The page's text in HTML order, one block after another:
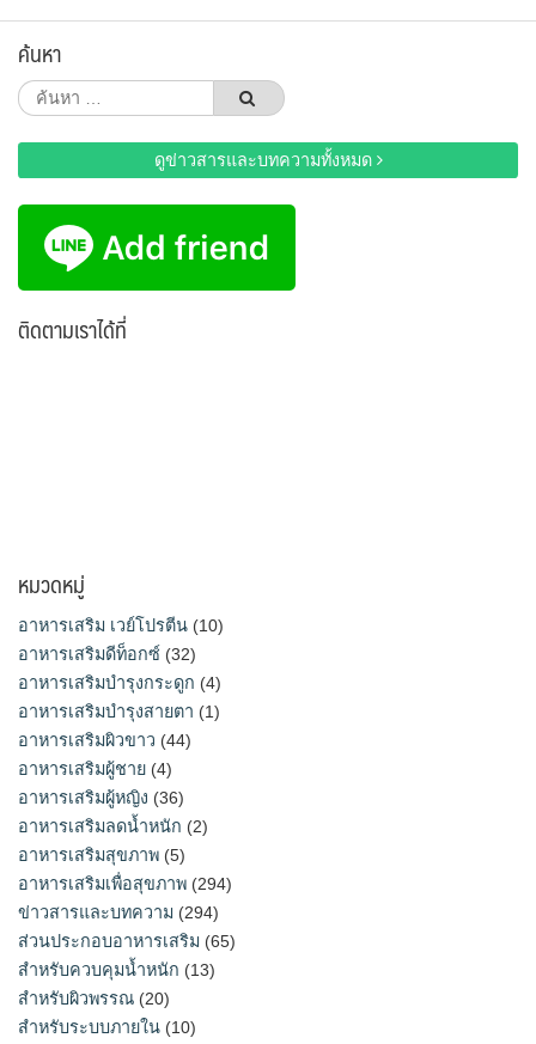
ค้นหา
ค้นหา
สำหรับ:
ดูข่าวสารและบทความทั้งหมด
ติดตามเราได้ที่
หมวดหมู่
อาหารเสริม เวย์โปรตีน (10)
อาหารเสริมดีท็อกซ์ (32)
อาหารเสริมบำรุงกระดูก (4)
อาหารเสริมบำรุงสายตา (1)
อาหารเสริมผิวขาว (44)
อาหารเสริมผู้ชาย (4)
อาหารเสริมผู้หญิง (36)
อาหารเสริมลดน้ำหนัก (2)
อาหารเสริมสุขภาพ (5)
อาหารเสริมเพื่อสุขภาพ (294)
ข่าวสารและบทความ (294)
ส่วนประกอบอาหารเสริม (65)
สำหรับควบคุมน้ำหนัก (13)
สำหรับผิวพรรณ (20)
สำหรับระบบภายใน (10)